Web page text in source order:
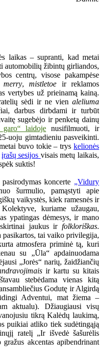
laikas – supranti, kad metai
automobilių žibintų girliandos,
centrų, visose pakampėse
merry,mistletoe ir reklamos
vertybes už prieinamą kainą.
sėdi ir ne vien aleliuma
darbus dirbdami ir turbūt
sugebėjo ir penketą dainų
garo“ laidoje nusifilmuoti, ir
uoju gimtadieniu pasveikinti.
buvo tokie – trys kelionės
įrašų sesijos visais metų laikais,
suktis!
koncerte „Vidury
šurmulio, pamąstyti apie
vaikystės, kiek ramesnės ir
kuriame užaugau,
ypatingas dėmesys, ir mano
jaukus ir folkloriškas.
pasikartos, tai vaiko privilegija,
atmosfera priminė tą, kuri
su „Ūla“ apdainuodama
„Jorės“ narių, žaidžiančių
ir kartu su kitais
stebėdama vienas kitą
Godutę ir Algirdą
Adventui, mat žiema –
aktualu). Džiaugiausi visų
tikrą Kalėdų laukimą,
puikiai atliko tiek sudėtingąją
ratelį „Ir išvedė šašurėlis
akcentas apibendrinant